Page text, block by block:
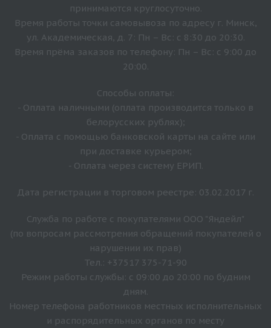
принимаются круглосуточно.
Время работы точки самовывоза по адресу г. Минск,
ул. Академическая, д. 7: Пн – Вс: с 8:30 до 20:30.
Время прёма заказов по телефону: Пн – Вс: с 9:00 до
20:00.
Способы оплаты:
- Оплата наличными (оплата производится только в
белорусских рублях);
- Оплата с помощью банковской карты на сайте или
при доставке курьером;
- Оплата через систему ЕРИП.
Дата регистрации в торговом реестре: 03.02.2017 г.
Служба по работе с покупателями ООО "Яндейл"
(по вопросам рассмотрения обращений покупателей о
нарушении их прав)
Тел.: +37517 375-71-90
Режим работы службы: с 09:00 до 20:00 по будним
дням.
Номер телефона работников местных исполнительных
и распорядительных органов по месту